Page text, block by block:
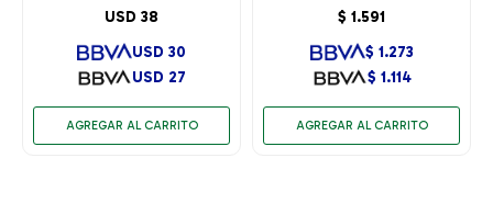
USD 38
USD 27
USD 30
$ 1.591
$ 1.114
$ 1.273